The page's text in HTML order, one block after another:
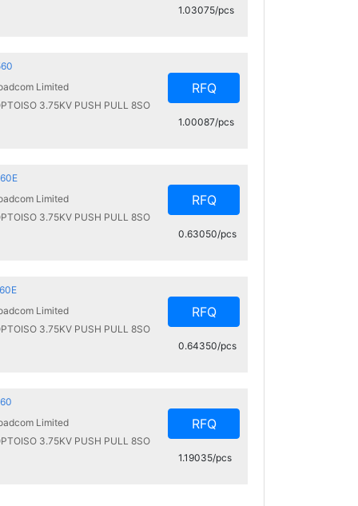
1.03075/pcs
Limited
3.75KV PUSH PULL 8SO
RFQ
1.00087/pcs
Limited
3.75KV PUSH PULL 8SO
RFQ
0.63050/pcs
Limited
3.75KV PUSH PULL 8SO
RFQ
0.64350/pcs
Limited
3.75KV PUSH PULL 8SO
RFQ
1.19035/pcs